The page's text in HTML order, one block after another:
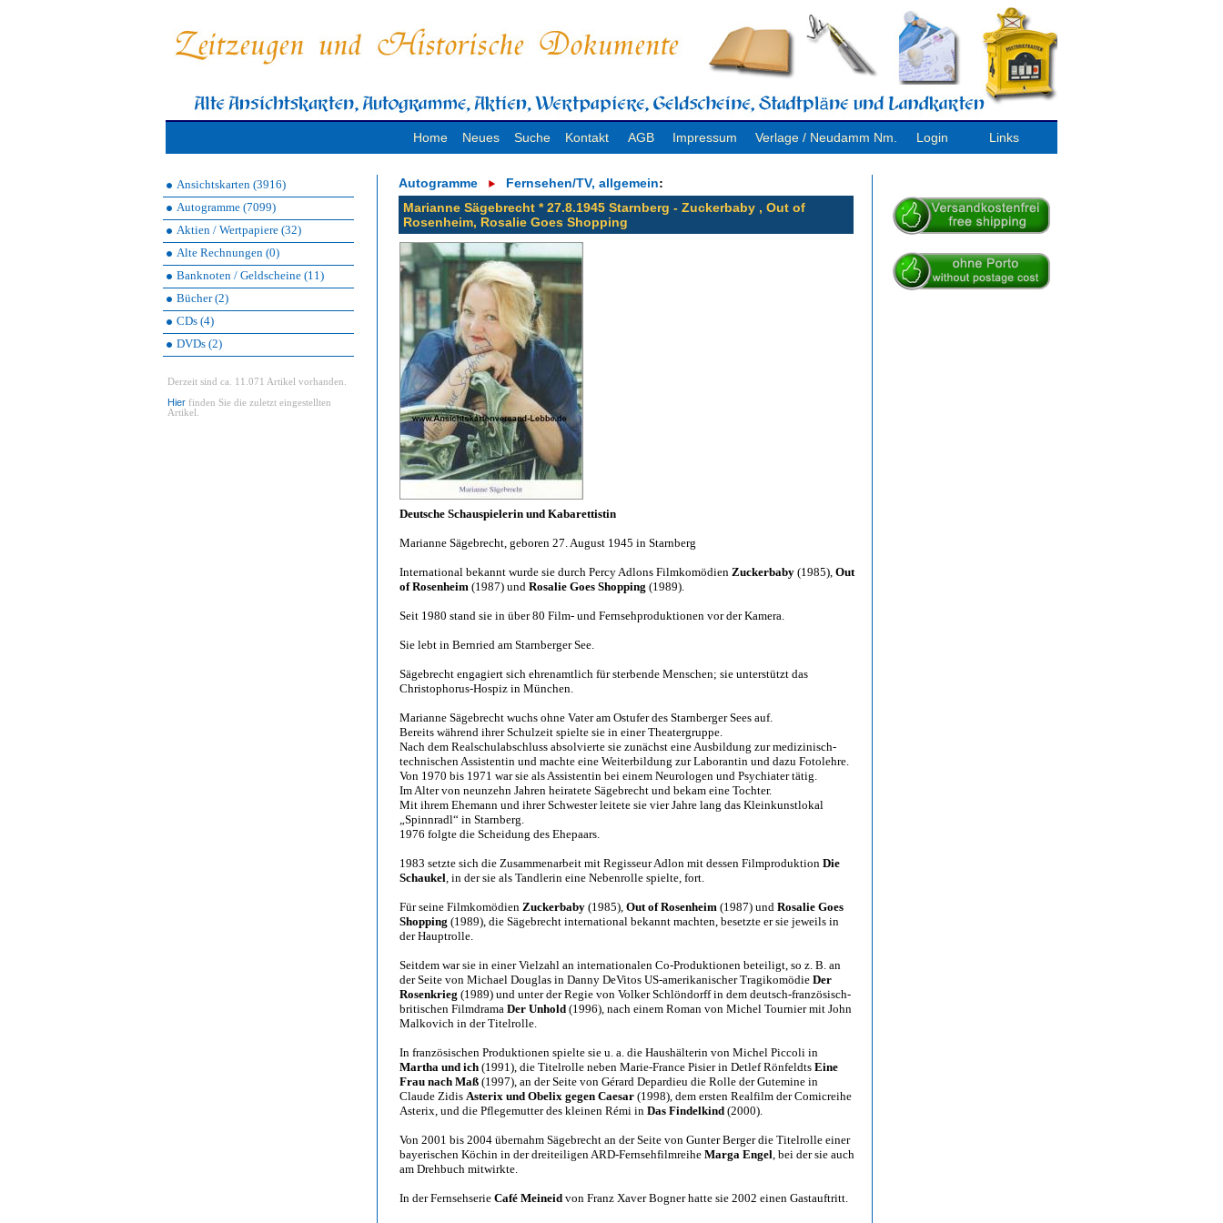
Home Neues Suche Kontakt AGB Impressum Verlage / Neudamm Nm. Login Links
Ansichtskarten (3916)
Autogramme (7099)
Aktien / Wertpapiere (32)
Alte Rechnungen (0)
Banknoten / Geldscheine (11)
Bücher (2)
CDs (4)
DVDs (2)
Derzeit sind ca. 11.071 Artikel vorhanden.
Hier finden Sie die zuletzt eingestellten
Artikel.
Autogramme Fernsehen/TV, allgemein:
Marianne Sägebrecht * 27.8.1945 Starnberg - Zuckerbaby , Out of
Rosenheim, Rosalie Goes Shopping
Deutsche Schauspielerin und Kabarettistin
Marianne Sägebrecht, geboren 27. August 1945 in Starnberg
International bekannt wurde sie durch Percy Adlons Filmkomödien Zuckerbaby (1985), Out
of Rosenheim (1987) und Rosalie Goes Shopping (1989).
Seit 1980 stand sie in über 80 Film- und Fernsehproduktionen vor der Kamera.
Sie lebt in Bernried am Starnberger See.
Sägebrecht engagiert sich ehrenamtlich für sterbende Menschen; sie unterstützt das
Christophorus-Hospiz in München.
Marianne Sägebrecht wuchs ohne Vater am Ostufer des Starnberger Sees auf.
Bereits während ihrer Schulzeit spielte sie in einer Theatergruppe.
Nach dem Realschulabschluss absolvierte sie zunächst eine Ausbildung zur medizinisch-
technischen Assistentin und machte eine Weiterbildung zur Laborantin und dazu Fotolehre.
Von 1970 bis 1971 war sie als Assistentin bei einem Neurologen und Psychiater tätig.
Im Alter von neunzehn Jahren heiratete Sägebrecht und bekam eine Tochter.
Mit ihrem Ehemann und ihrer Schwester leitete sie vier Jahre lang das Kleinkunstlokal
„Spinnradl“ in Starnberg.
1976 folgte die Scheidung des Ehepaars.
1983 setzte sich die Zusammenarbeit mit Regisseur Adlon mit dessen Filmproduktion Die
Schaukel, in der sie als Tandlerin eine Nebenrolle spielte, fort.
Für seine Filmkomödien Zuckerbaby (1985), Out of Rosenheim (1987) und Rosalie Goes
Shopping (1989), die Sägebrecht international bekannt machten, besetzte er sie jeweils in
der Hauptrolle.
Seitdem war sie in einer Vielzahl an internationalen Co-Produktionen beteiligt, so z. B. an
der Seite von Michael Douglas in Danny DeVitos US-amerikanischer Tragikomödie Der
Rosenkrieg (1989) und unter der Regie von Volker Schlöndorff in dem deutsch-französisch-
britischen Filmdrama Der Unhold (1996), nach einem Roman von Michel Tournier mit John
Malkovich in der Titelrolle.
In französischen Produktionen spielte sie u. a. die Haushälterin von Michel Piccoli in
Martha und ich (1991), die Titelrolle neben Marie-France Pisier in Detlef Rönfeldts Eine
Frau nach Maß (1997), an der Seite von Gérard Depardieu die Rolle der Gutemine in
Claude Zidis Asterix und Obelix gegen Caesar (1998), dem ersten Realfilm der Comicreihe
Asterix, und die Pflegemutter des kleinen Rémi in Das Findelkind (2000).
Von 2001 bis 2004 übernahm Sägebrecht an der Seite von Gunter Berger die Titelrolle einer
bayerischen Köchin in der dreiteiligen ARD-Fernsehfilmreihe Marga Engel, bei der sie auch
am Drehbuch mitwirkte.
In der Fernsehserie Café Meineid von Franz Xaver Bogner hatte sie 2002 einen Gastauftritt.